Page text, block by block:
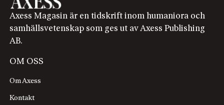
Axess Magasin är en tidskrift inom humaniora och
samhällsvetenskap som ges ut av Axess Publishing
AB.
OM OSS
Om Axess
Kontakt